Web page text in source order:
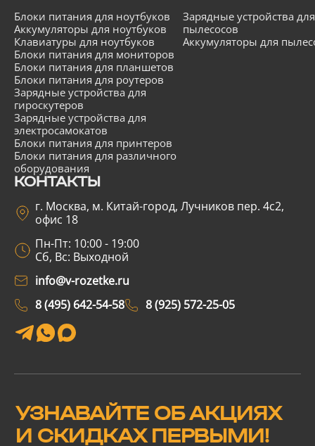
Блоки питания для ноутбуков
Аккумуляторы для ноутбуков
Клавиатуры для ноутбуков
Блоки питания для мониторов
Блоки питания для планшетов
Блоки питания для роутеров
Зарядные устройства для
гироскутеров
Зарядные устройства для
электросамокатов
Блоки питания для принтеров
Блоки питания для различного
оборудования
Зарядные устройства для
пылесосов
Аккумуляторы для
КОНТАКТЫ
г. Москва, м. Китай-город, Лучников пер. 4с2,
офис 18
Пн-Пт: 10:00 - 19:00
Сб, Вс: Выходной
info@v-rozetke.ru
8 (495) 642-54-58
8 (925) 572-25-05
УЗНАВАЙТЕ ОБ АКЦИЯХ
И СКИДКАХ ПЕРВЫМИ!